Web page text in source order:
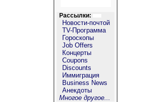
Рассылки:
Новости-почтой
TV-Программа
Гороскопы
Job Offers
Концерты
Coupons
Discounts
Иммиграция
Business News
Анекдоты
Многое другое...